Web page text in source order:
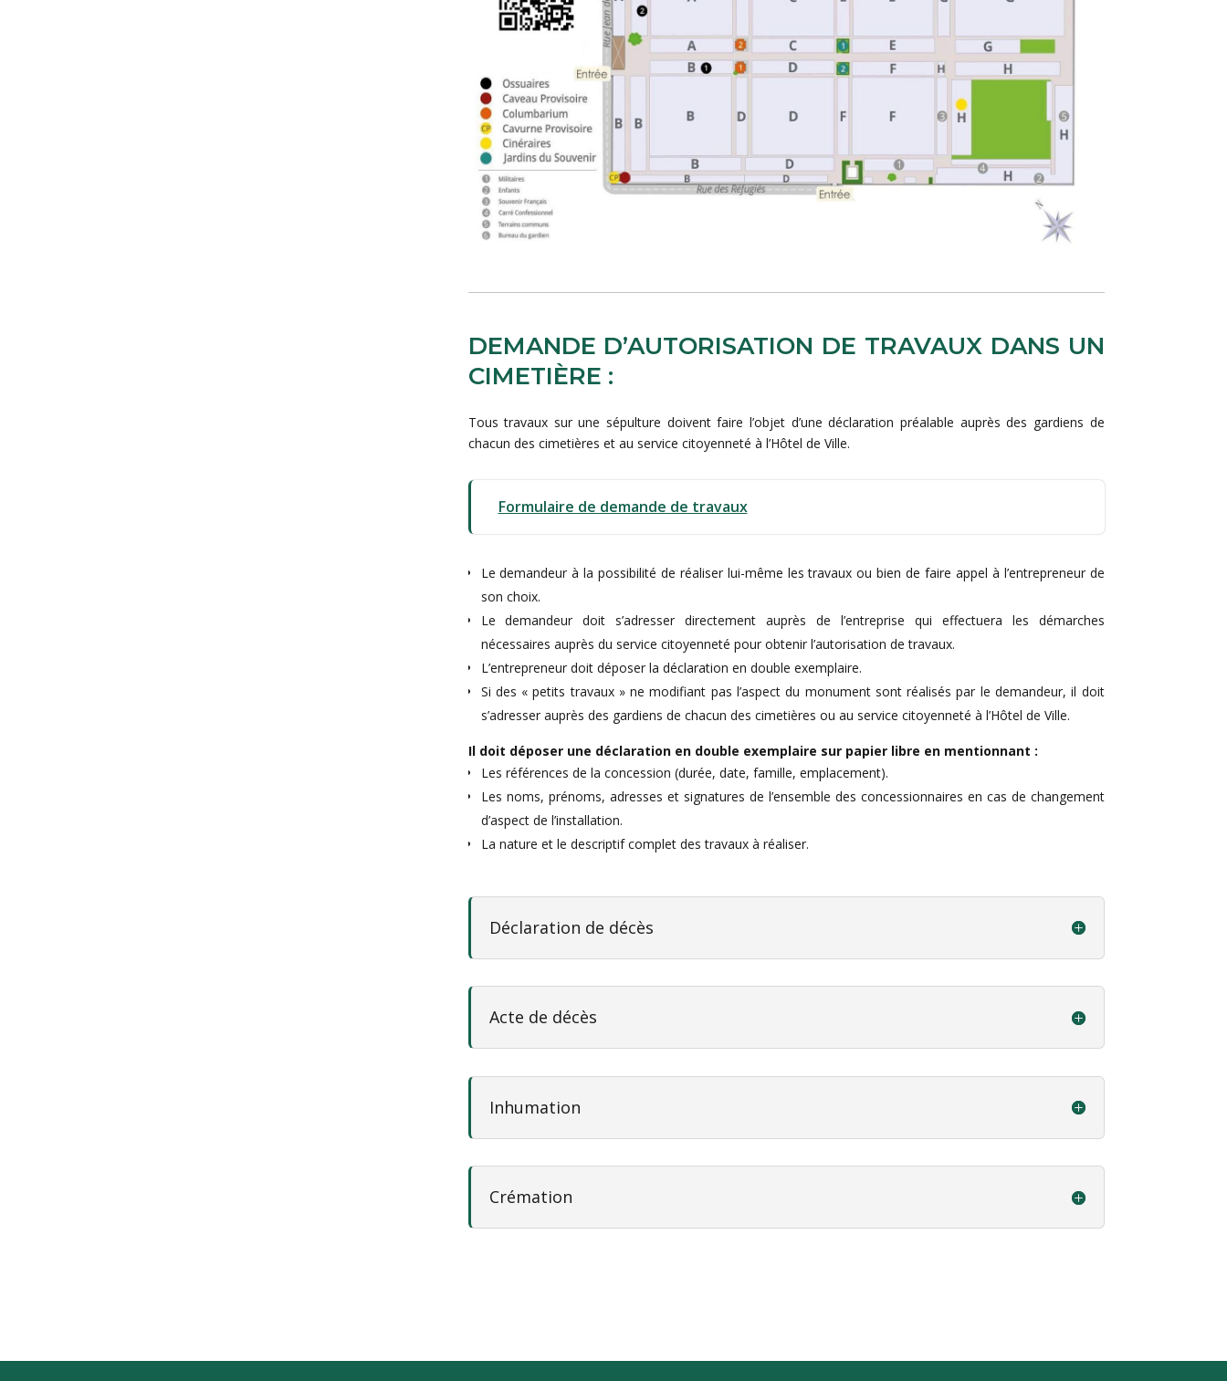
DEMANDE D’AUTORISATION DE TRAVAUX DANS UN
CIMETIÈRE :
Tous travaux sur une sépulture doivent faire l’objet d’une déclaration préalable auprès des gardiens de
chacun des cimetières et au service citoyenneté à l’Hôtel de Ville.
Formulaire de demande de travaux
Le demandeur à la possibilité de réaliser lui-même les travaux ou bien de faire appel à l’entrepreneur de
son choix.
Le demandeur doit s’adresser directement auprès de l’entreprise qui effectuera les démarches
nécessaires auprès du service citoyenneté pour obtenir l’autorisation de travaux.
L’entrepreneur doit déposer la déclaration en double exemplaire.
Si des « petits travaux » ne modifiant pas l’aspect du monument sont réalisés par le demandeur, il doit
s’adresser auprès des gardiens de chacun des cimetières ou au service citoyenneté à l’Hôtel de Ville.
Il doit déposer une déclaration en double exemplaire sur papier libre en mentionnant :
Les références de la concession (durée, date, famille, emplacement).
Les noms, prénoms, adresses et signatures de l’ensemble des concessionnaires en cas de changement
d’aspect de l’installation.
La nature et le descriptif complet des travaux à réaliser.
Déclaration de décès
Acte de décès
Inhumation
Crémation